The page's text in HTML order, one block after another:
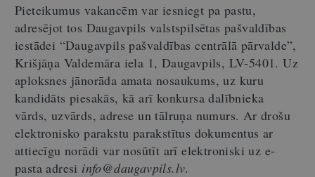
Pieteikumus vakancēm var iesniegt pa pastu,
adresējot tos Daugavpils valstspilsētas pašvaldības
iestādei “Daugavpils pašvaldības centrālā pārvalde”,
Krišjāņa Valdemāra iela 1, Daugavpils, LV-5401. Uz
aploksnes jānorāda amata nosaukums, uz kuru
kandidāts piesakās, kā arī konkursa dalībnieka
vārds, uzvārds, adrese un tālruņa numurs. Ar drošu
elektronisko parakstu parakstītus dokumentus ar
attiecīgu norādi var nosūtīt arī elektroniski uz e-
pasta adresi info@daugavpils.lv.